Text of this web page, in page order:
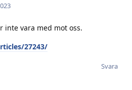
inte vara med mot oss.
27243/
Svara